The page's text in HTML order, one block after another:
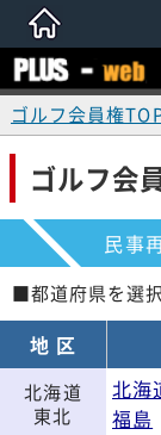
ゴルフ会員権
ゴルフ会
民事
■都道府県を選
地 区
北海道
東北
北海
福島